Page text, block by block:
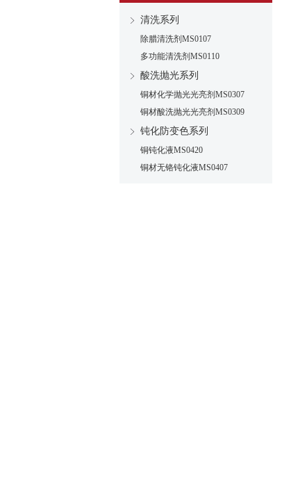
清洗系列
除腊清洗剂MS0107
多功能清洗剂MS0110
酸洗抛光系列
铜材化学抛光光亮剂MS0307
铜材酸洗抛光光亮剂MS0309
钝化防变色系列
铜钝化液MS0420
铜材无铬钝化液MS0407